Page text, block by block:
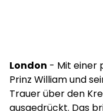
London - Mit einer
Prinz William und
Trauer über den
ausgedrückt. Das